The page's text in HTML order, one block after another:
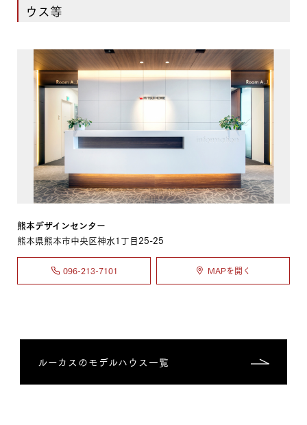
ウス等
熊本デザインセンター
熊本県熊本市中央区神水1丁目25-25
096-213-7101 MAPを開く
ルーカスのモデルハウス一覧